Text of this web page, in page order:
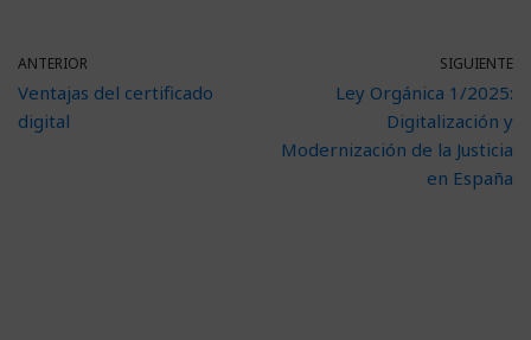
ANTERIOR
Ventajas del certificado
digital
SIGUIENTE
Ley Orgánica 1/2025:
Digitalización y
Modernización de la Justicia
en España